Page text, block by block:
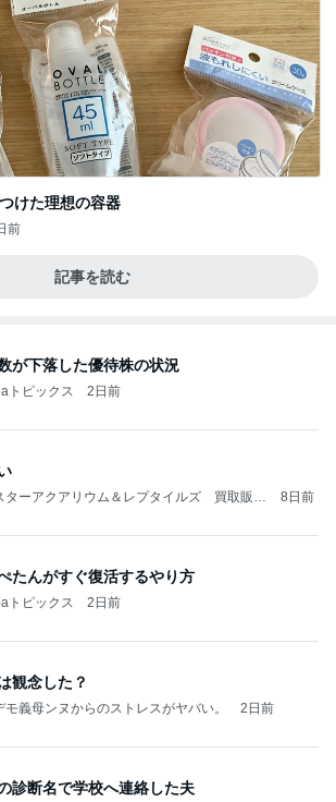
けた理想の容器
前
記事を読む
が下落した優待株の状況
トピックス 2日前
ターアクアリウム＆レプタイルズ 買取販売
8日前
たんがすぐ復活するやり方
トピックス 2日前
観念した？
モ義母ンヌからのストレスがヤバい。 2日前
診断名で学校へ連絡した夫